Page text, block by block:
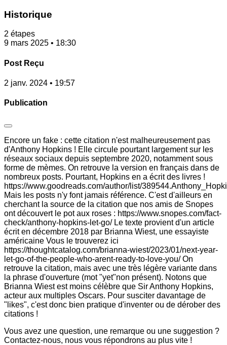
Historique
2 étapes
9 mars 2025 • 18:30
Post Reçu
2 janv. 2024 • 19:57
Publication
Encore un fake : cette citation n'est malheureusement pas
d'Anthony Hopkins ! Elle circule pourtant largement sur les
réseaux sociaux depuis septembre 2020, notamment sous
forme de mèmes. On retrouve la version en français dans de
nombreux posts. Pourtant, Hopkins en a écrit des livres !
https://www.goodreads.com/author/list/
Mais les posts n'y font jamais référence. C'est d'ailleurs en
cherchant la source de la citation que nos amis de Snopes
ont découvert le pot aux roses : https://www.snopes.com/fact-
check/anthony-hopkins-let-go/ Le texte provient d'un article
écrit en décembre 2018 par Brianna Wiest, une essayiste
américaine Vous le trouverez ici
https://thoughtcatalog.com/brianna-wiest/2023/01/next-year-
let-go-of-the-people-who-arent-ready-to-love-you/ On
retrouve la citation, mais avec une très légère variante dans
la phrase d'ouverture (mot "yet"non présent). Notons que
Brianna Wiest est moins célèbre que Sir Anthony Hopkins,
acteur aux multiples Oscars. Pour susciter davantage de
"likes", c'est donc bien pratique d'inventer ou de dérober des
citations !
Vous avez une question, une remarque ou une suggestion ?
Contactez-nous, nous vous répondrons au plus vite !